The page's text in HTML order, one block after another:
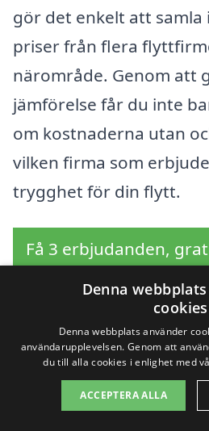
gör det enkelt att samla
priser från flera
närområde. Genom att
jämförelse får du inte
om kostnaderna utan
vilken firma som
trygghet för din flytt.
Få 3 erbjudanden,
Sök efter en
professionell
Denna
cookies
Denna webbplats använder
användarupplevelsen. Genom att
du till alla cookies i enlighet med
ACCEPTERA ALLA